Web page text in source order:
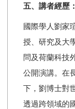
五、講者經歷：
國際學人劉家
授、研究及大
問及荷蘭科技
公開演講。在
下，劉博士對
透過跨領域的